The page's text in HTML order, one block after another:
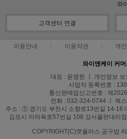
와
고객센터 연결
이용안내 이용약관 개
와이앤케이 커
대표 : 윤명헌 ㅣ 개인정보 보
사업자 등록번호 :
통신판매업신고번호 : 제
전화 : 032-324-0744 ㅣ 팩
주소 : ① 경기도 부천시 소향로13번길 14-16
김포시 아라육로57번길 108 강서올펀대리
COPYRIGHT(C)캣플러스 공구밥